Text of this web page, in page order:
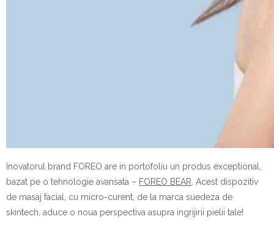
Inovatorul brand FOREO are in portofoliu un produs exceptional,
bazat pe o tehnologie avansata – FOREO BEAR . Acest dispozitiv
de masaj facial, cu micro-curent, de la marca suedeza de
skintech, aduce o noua perspectiva asupra ingrijirii pielii tale!